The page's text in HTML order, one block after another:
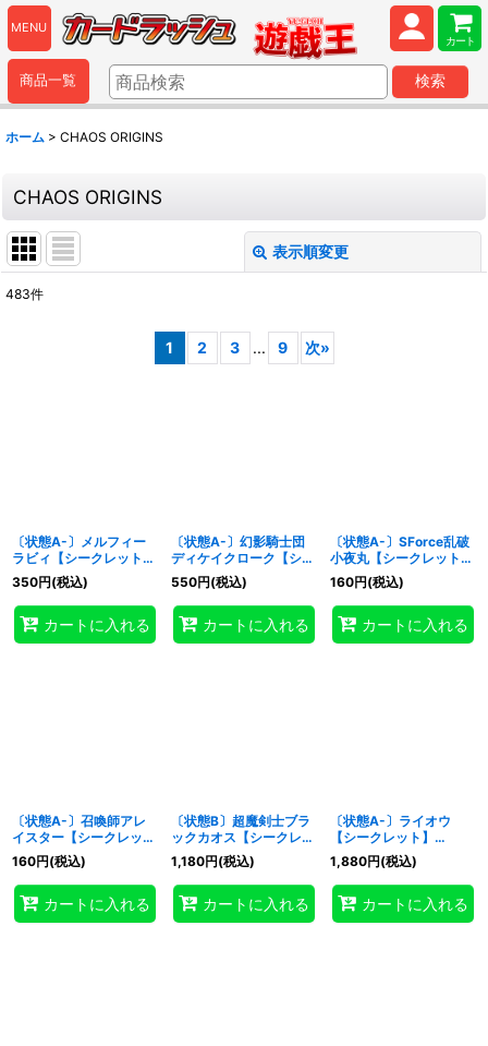
MENU
カート
商品一覧 検索
ホーム > CHAOS ORIGINS
CHAOS ORIGINS
表示順変更
483件
1 2 3 ... 9 次»
〔状態A-〕メルフィー
ラビィ【シークレット】
{CORI-JPS09}《モンス
ター》
350円(税込)
カートに入れる
〔状態A-〕幻影騎士団
ディケイクローク【シー
クレット】{CORI-
JP018}《モンスター》
550円(税込)
カートに入れる
〔状態A-〕SForce乱破
小夜丸【シークレット】
{CORI-JPS07}《モンス
ター》
160円(税込)
カートに入れる
〔状態A-〕召喚師アレ
イスター【シークレッ
ト】{CORI-JPS01}《モ
ンスター》
160円(税込)
カートに入れる
〔状態B〕超魔剣士ブラ
ックカオス【シークレッ
ト】{CORI-JP001}《モ
ンスター》
1,180円(税込)
カートに入れる
〔状態A-〕ライオウ
【シークレット】
{CORI-JPS12}《モンス
ター》
1,880円(税込)
カートに入れる